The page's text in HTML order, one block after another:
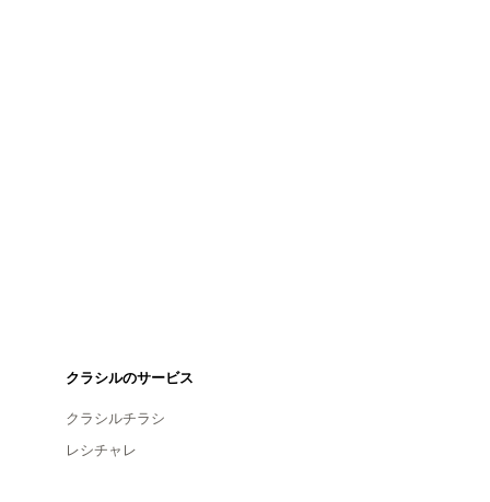
クラシルのサービス
クラシルチラシ
レシチャレ